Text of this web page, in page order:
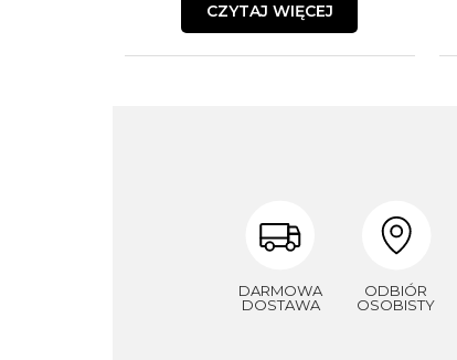
CZYTAJ WIĘCEJ
DARMOWA
DOSTAWA
ODBIÓR
OSOBISTY